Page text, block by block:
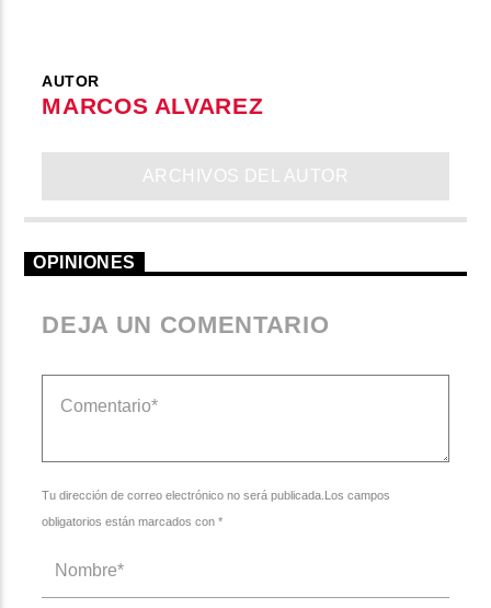
AUTOR
MARCOS ALVAREZ
ARCHIVOS DEL AUTOR
OPINIONES
DEJA UN COMENTARIO
Tu dirección de correo electrónico no será publicada.Los campos
obligatorios están marcados con *